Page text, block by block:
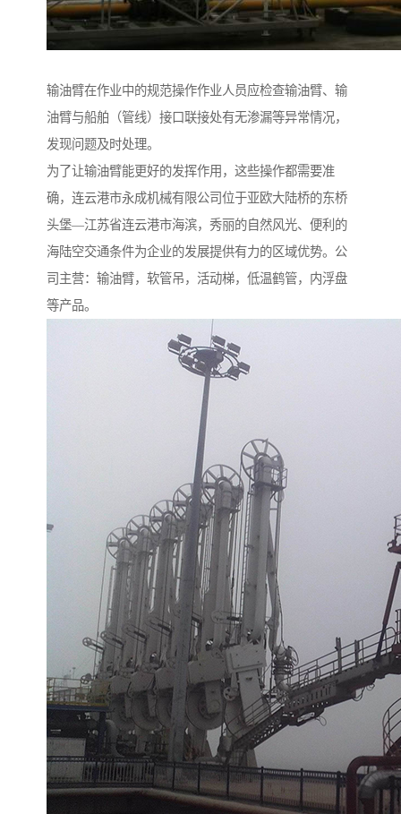
输油臂在作业中的规范操作作业人员应检查输油臂、输
油臂与船舶（管线）接口联接处有无渗漏等异常情况，
发现问题及时处理。
为了让输油臂能更好的发挥作用，这些操作都需要准
确，连云港市永成机械有限公司位于亚欧大陆桥的东桥
头堡—江苏省连云港市海滨，秀丽的自然风光、便利的
海陆空交通条件为企业的发展提供有力的区域优势。公
司主营：输油臂，软管吊，活动梯，低温鹤管，内浮盘
等产品。